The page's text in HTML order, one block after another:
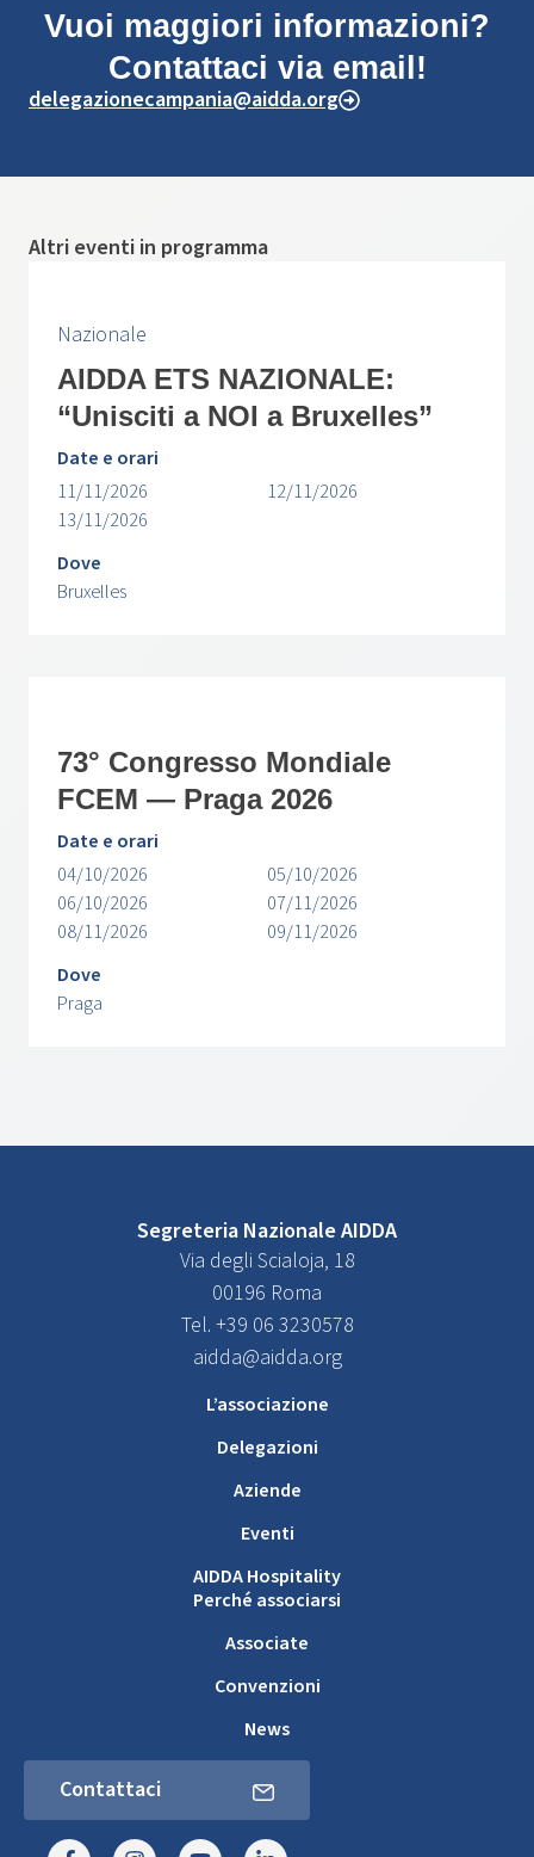
Vuoi maggiori informazioni?
Contattaci via email!
delegazionecampania@aidda.org
Altri eventi in programma
Nazionale
AIDDA ETS NAZIONALE:
“Unisciti a NOI a Bruxelles”
Date e orari
11/11/2026
12/11/2026
13/11/2026
Dove
Bruxelles
73° Congresso Mondiale
FCEM — Praga 2026
Date e orari
04/10/2026
05/10/2026
06/10/2026
07/11/2026
08/11/2026
09/11/2026
Dove
Praga
Segreteria Nazionale AIDDA
Via degli Scialoja, 18
00196 Roma
Tel. +39 06 3230578
aidda@aidda.org
L’associazione
Delegazioni
Aziende
Eventi
AIDDA Hospitality
Perché associarsi
Associate
Convenzioni
News
Contattaci